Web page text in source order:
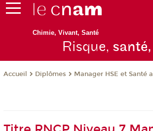
Chimie, Vivant, Santé
Risque, santé,
Accueil Diplômes Manager HSE et Santé